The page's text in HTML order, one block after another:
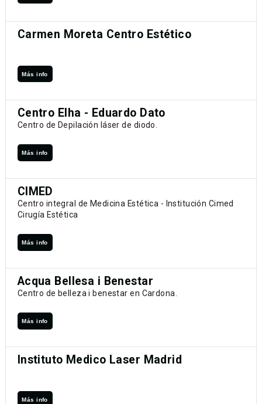
Carmen Moreta Centro Estético
Más info
Centro Elha - Eduardo Dato
Centro de Depilación láser de diodo.
Más info
CIMED
Centro integral de Medicina Estética - Institución Cimed
Cirugía Estética
Más info
Acqua Bellesa i Benestar
Centro de belleza i benestar en Cardona.
Más info
Instituto Medico Laser Madrid
Más info